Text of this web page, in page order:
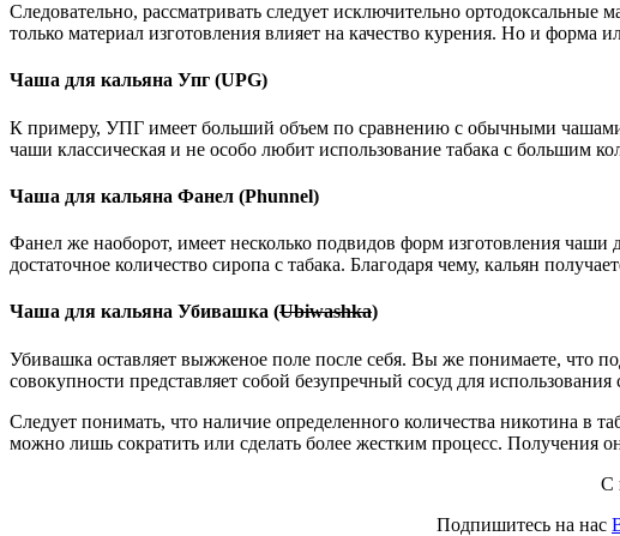
Следовательно, рассматривать следует исключительно
только материал изготовления влияет на качество курения. Но и форма
Чаша для кальяна Упг (UPG)
К примеру, УПГ имеет больший объем по сравнению с обычными
чаши классическая и не особо любит использование табака с большим
Чаша для кальяна Фанел (Phunnel)
Фанел же наоборот, имеет несколько подвидов форм изготовления
достаточное количество сиропа с табака. Благодаря чему, кальян
Чаша для кальяна Убивашка (Ubiwashka)
Убивашка оставляет выжженое поле после себя. Вы же понимаете, что
совокупности представляет собой безупречный сосуд для
Следует понимать, что наличие определенного количества никотина в
можно лишь сократить или сделать более жестким процесс. Получения
С
Подпишитесь на нас